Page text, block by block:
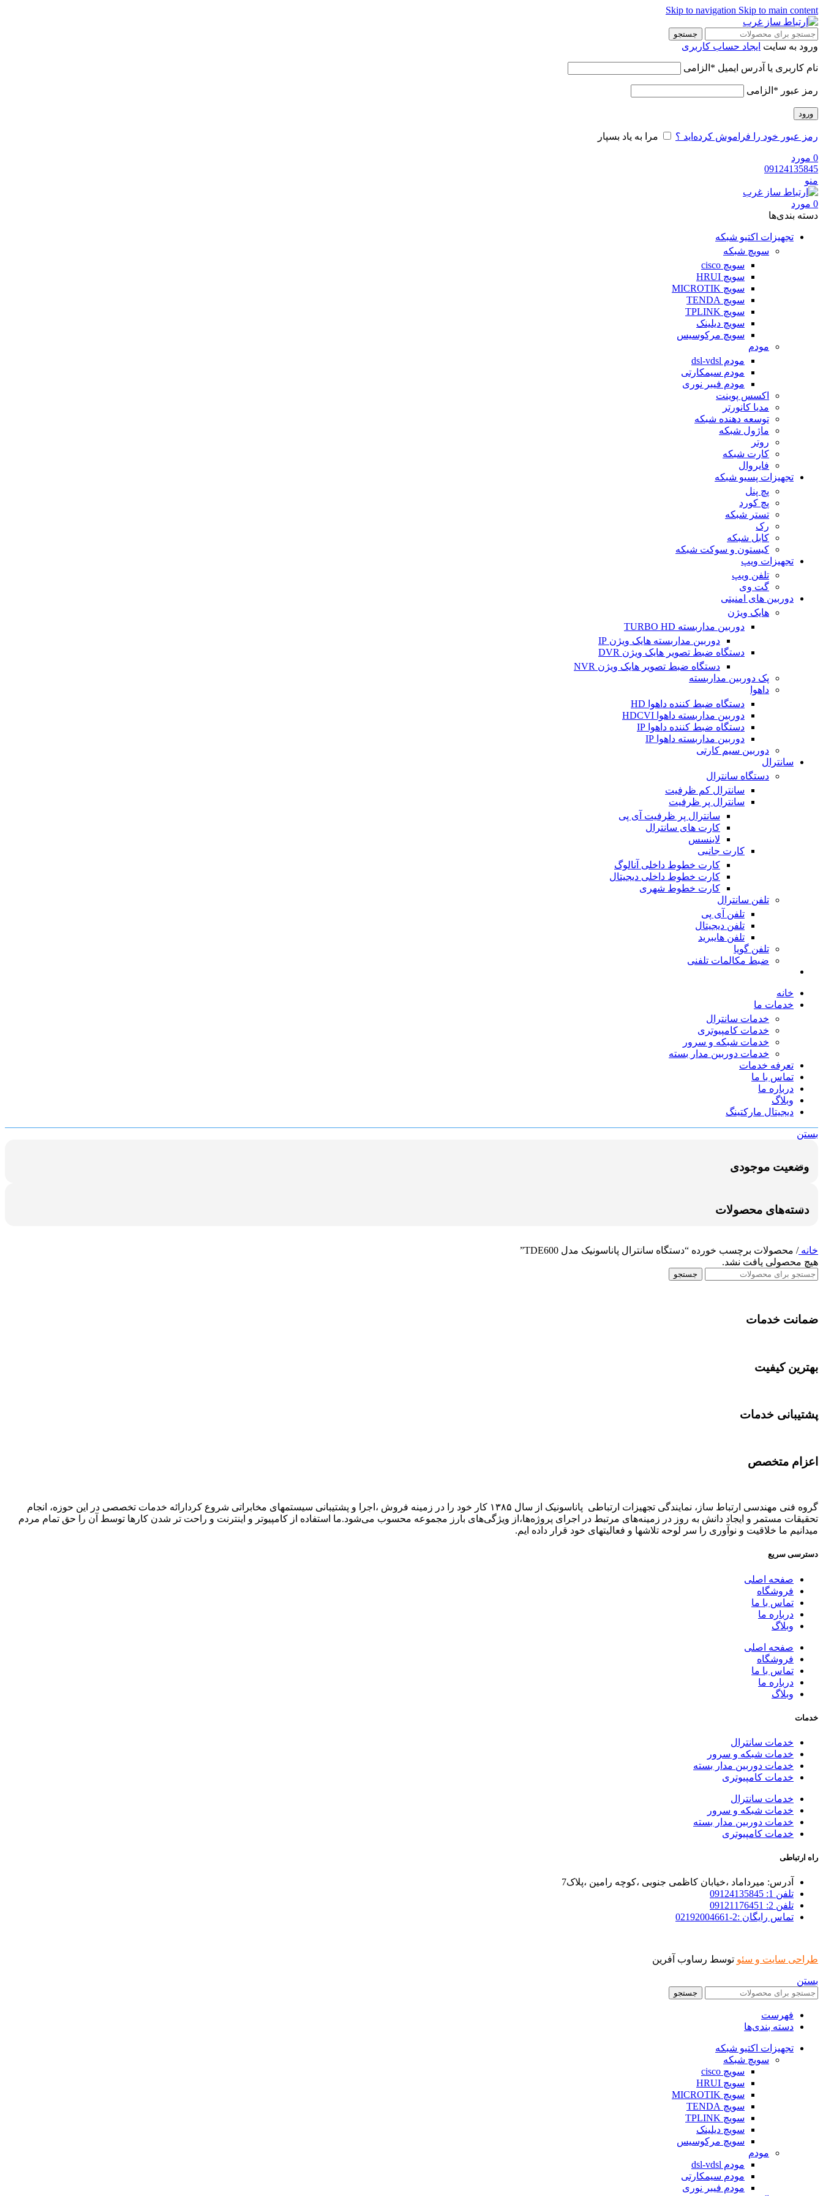
Skip to navigation Skip to main content
جستجو
ورود به سایت ایجاد حساب کاربری
نام کاربری یا آدرس ایمیل * الزامی
رمز عبور * الزامی
ورود
رمز عبور خود را فراموش کرده‌اید ؟ مرا به یاد بسپار
0 مورد
09124135845
منو
0 مورد
دسته‌ بندی‌ها
تجهیزات اکتیو شبکه
سویچ شبکه
سویچ cisco
سویچ HRUI
سویچ MICROTIK
سویچ TENDA
سویچ TPLINK
سویچ دیلینک
سویچ مرکوسیس
مودم
مودم dsl-vdsl
مودم سیمکارتی
مودم فیبر نوری
اکسس پوینت
مدیا کانورتر
توسعه دهنده شبکه
ماژول شبکه
روتر
کارت شبکه
فایروال
تجهیزات پسیو شبکه
پچ پنل
پچ کورد
تستر شبکه
رک
کابل شبکه
کیستون و سوکت شبکه
تجهیزات ویپ
تلفن ویپ
گت وی
دوربین های امنیتی
هایک ویژن
دوربین مداربسته TURBO HD
دوربین مداربسته هایک ویژن IP
دستگاه ضبط تصویر هایک ویژن DVR
دستگاه ضبط تصویر هایک ویژن NVR
پک دوربین مداربسته
داهوا
دستگاه ضبط کننده داهوا HD
دوربین مداربسته داهوا HDCVI
دستگاه ضبط کننده داهوا IP
دوربین مداربسته داهوا IP
دوربین سیم کارتی
سانترال
دستگاه سانترال
سانترال کم ظرفیت
سانترال پر ظرفیت
سانترال پر ظرفیت آی پی
کارت های سانترال
لاینسس
کارت جانبی
کارت خطوط داخلی آنالوگ
کارت خطوط داخلی دیجیتال
کارت خطوط شهری
تلفن سانترال
تلفن آی پی
تلفن دیجیتال
تلفن هایبرید
تلفن گویا
ضبط مکالمات تلفنی
خانه
خدمات ما
خدمات سانترال
خدمات کامپیوتری
خدمات شبکه و سرور
خدمات دوربین مدار بسته
تعرفه خدمات
تماس با ما
درباره ما
وبلاگ
دیجیتال مارکتینگ
بستن
وضعیت موجودی
دسته‌های محصولات
خانه/ محصولات برچسب خورده “دستگاه سانترال پاناسونیک مدل TDE600”
هیچ محصولی یافت نشد.
جستجو
ضمانت خدمات
بهترین کیفیت
پشتیبانی خدمات
اعزام متخصص
گروه فنی مهندسی ارتباط ساز، نمایندگی تجهیزات ارتباطی پاناسونیک از سال ۱۳۸۵ کار خود را در زمینه فروش ،اجرا و پشتیبانی سیستمهای مخابراتی شروع کردارائه خدمات تخصصی در این حوزه، انجام
تحقیقات مستمر و ایجاد دانش به‌ روز در زمینه‌های مرتبط در اجرای پروژه‌ها،از ویژگی‌های بارز مجموعه محسوب می‌شود.ما استفاده از کامپیوتر و اینترنت و راحت تر شدن کارها توسط آن را حق تمام مردم
میدانیم ما خلاقیت و نوآوری را سر لوحه تلاشها و فعالیتهای خود قرار داده ایم.
دسترسی سریع
صفحه اصلی
فروشگاه
تماس با ما
درباره ما
وبلاگ
صفحه اصلی
فروشگاه
تماس با ما
درباره ما
وبلاگ
خدمات
خدمات سانترال
خدمات شبکه و سرور
خدمات دوربین مدار بسته
خدمات کامپیوتری
خدمات سانترال
خدمات شبکه و سرور
خدمات دوربین مدار بسته
خدمات کامپیوتری
راه ارتباطی
آدرس: میرداماد ،خیابان کاظمی جنوبی ،کوچه رامین ،پلاک7
تلفن 1: 09124135845
تلفن 2: 09121176451
تماس رایگان :2-02192004661
طراحی سایت و سئو توسط رساوب آفرین
بستن
جستجو
فهرست
دسته بندی‌ها
تجهیزات اکتیو شبکه
سویچ شبکه
سویچ cisco
سویچ HRUI
سویچ MICROTIK
سویچ TENDA
سویچ TPLINK
سویچ دیلینک
سویچ مرکوسیس
مودم
مودم dsl-vdsl
مودم سیمکارتی
مودم فیبر نوری